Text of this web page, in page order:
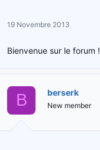
19 Novembre 2013
Bienvenue sur le forum !
B berserk
New member